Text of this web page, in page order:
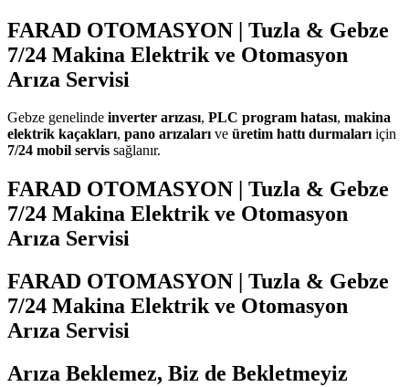
FARAD OTOMASYON | Tuzla & Gebze
7/24 Makina Elektrik ve Otomasyon
Arıza Servisi
Gebze genelinde inverter arızası, PLC program hatası, makina
elektrik kaçakları, pano arızalarıve üretim hattı durmalarıiçin
7/24 mobil servis sağlanır.
FARAD OTOMASYON | Tuzla & Gebze
7/24 Makina Elektrik ve Otomasyon
Arıza Servisi
FARAD OTOMASYON | Tuzla & Gebze
7/24 Makina Elektrik ve Otomasyon
Arıza Servisi
Arıza Beklemez, Biz de Bekletmeyiz